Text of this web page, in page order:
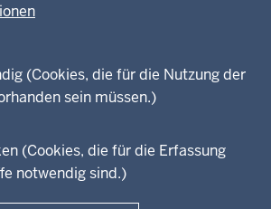
(Cookies, die für die Nutzung der
sein müssen.)
(Cookies, die für die Erfassung
notwendig sind.)
Lehre und Studium